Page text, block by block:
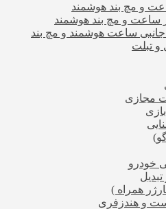
و مچ بند هوشمند
ساعت و مچ بند هوشمند
جانبی ساعت هوشمند و مچ بند
و تبلت
مجازی
خودرو
همراه )
و هندزفری